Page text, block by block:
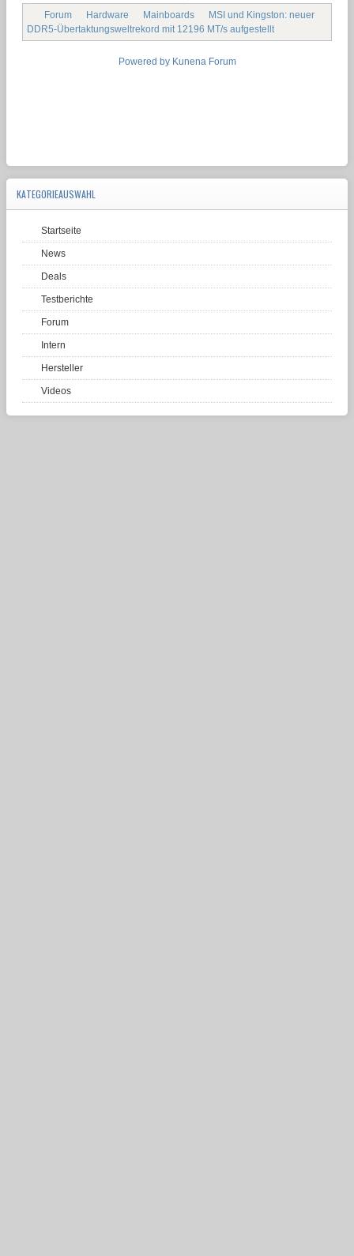
Forum Hardware Mainboards
MSI und Kingston: neuer
DDR5-Übertaktungsweltrekord mit 12196 MT/s aufgestellt
Powered by Kunena Forum
KATEGORIEAUSWAHL
Startseite
News
Deals
Testberichte
Forum
Intern
Hersteller
Videos